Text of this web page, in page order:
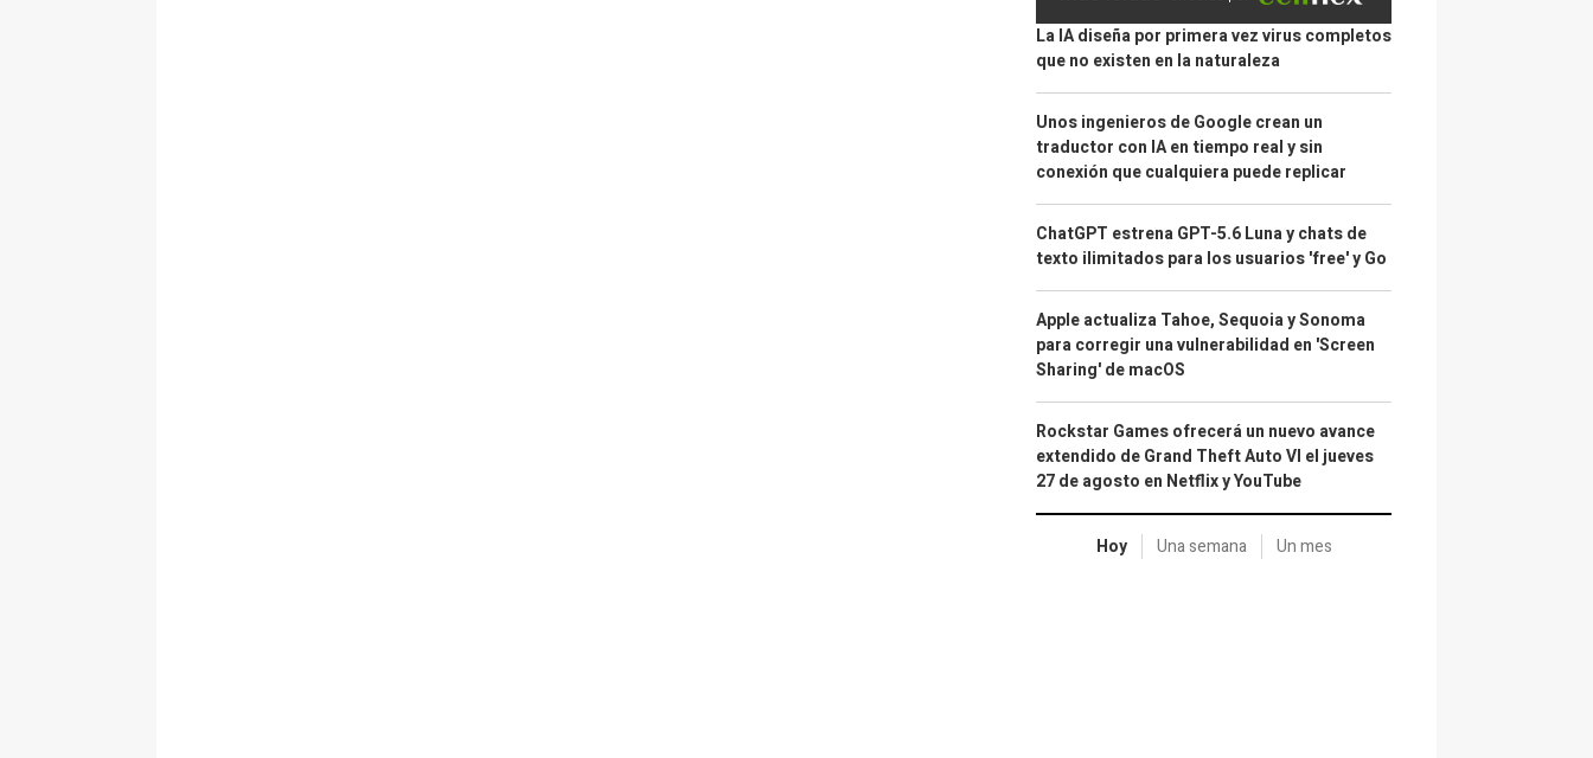
La IA diseña por primera vez virus completos
que no existen en la naturaleza
Unos ingenieros de Google crean un
traductor con IA en tiempo real y sin
conexión que cualquiera puede replicar
ChatGPT estrena GPT-5.6 Luna y chats de
texto ilimitados para los usuarios 'free' y Go
Apple actualiza Tahoe, Sequoia y Sonoma
para corregir una vulnerabilidad en 'Screen
Sharing' de macOS
Rockstar Games ofrecerá un nuevo avance
extendido de Grand Theft Auto VI el jueves
27 de agosto en Netflix y YouTube
Hoy Una semana Un mes